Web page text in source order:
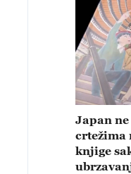
Japan
crtežima
knjige